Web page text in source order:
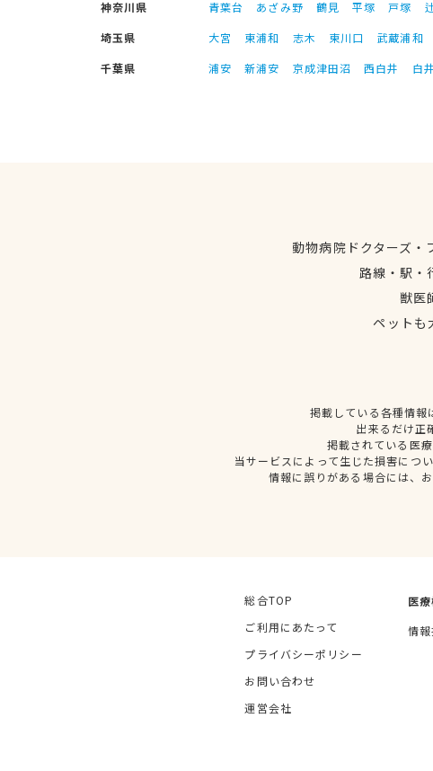
神奈川県
青葉台 あざみ野 鶴見 平塚 戸塚
埼玉県
大宮 東浦和 志木 東川口 武蔵浦和
千葉県
浦安 新浦安 京成津田沼 西白井 白井
動物病院ドクターズ
路線・駅・
獣医
ペットも
掲載している各種情報
出来るだけ正
掲載されている医
当サービスによって生じた損害につ
情報に誤りがある場合には、
総合TOP
ご利用にあたって
プライバシーポリシー
お問い合わせ
運営会社
医
情